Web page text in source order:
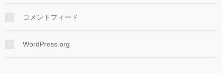
コメントフィード
WordPress.org